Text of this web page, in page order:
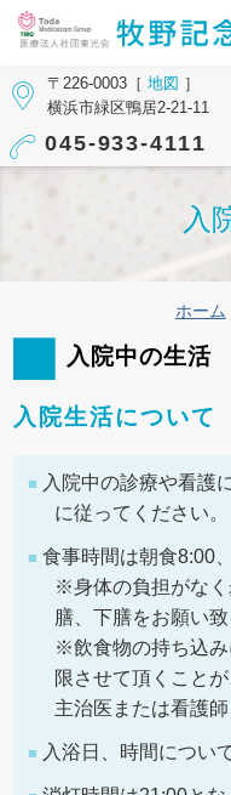
〒226-0003［地図 ］
横浜市緑区鴨居2-21-11
045-933-4111
入
ホーム
入院中の生活
入院生活について
入院中の診療や看護
に従ってください。
食事時間は朝食8:00
※身体の負担がな
膳、下膳をお願い致
※飲食物の持ち込み
限させて頂くことが
主治医または看護
入浴日、時間につい